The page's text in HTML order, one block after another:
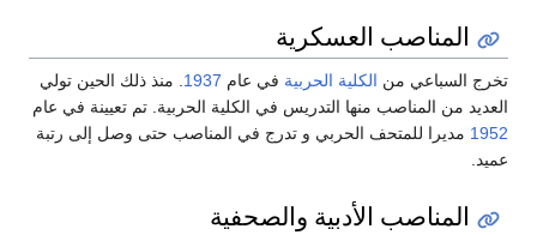
المناصب العسكرية
تخرج السباعي من الكلية الحربية في عام 1937 . منذ ذلك الحين تولي
العديد من المناصب منها التدريس في الكلية الحربية. تم تعيينة في عام
1952 مديرا للمتحف الحربي و تدرج في المناصب حتى وصل إلى رتبة
عميد.
المناصب الأدبية والصحفية